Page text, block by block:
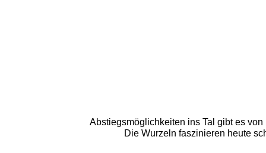
Abstiegsmöglichkeiten ins Tal gibt es
Die Wurzeln faszinieren heute